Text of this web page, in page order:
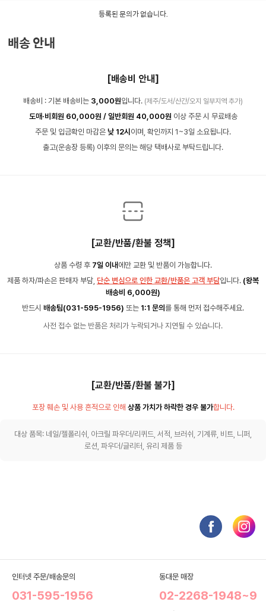
등록된 문의가 없습니다.
배송 안내
[배송비 안내]
배송비 : 기본 배송비는 3,000원입니다. (제주/도서/산간/오지 일부지역 추가)
도매·비회원 60,000원 / 일반회원 40,000원 이상 주문 시 무료배송
주문 및 입금확인 마감은 낮 12시 이며, 확인까지 1~3일 소요됩니다.
출고(운송장 등록) 이후의 문의는 해당 택배사로 부탁드립니다.
[교환/반품/환불 정책]
상품 수령 후 7일 이내 에만 교환 및 반품이 가능합니다.
제품 하자/파손은 판매자 부담, 단순 변심으로 인한 교환/반품은 고객 부담입니다. (왕복
배송비 6,000원)
반드시 배송팀(031-595-1956) 또는 1:1 문의 를 통해 먼저 접수해주세요.
사전 접수 없는 반품은 처리가 누락되거나 지연될 수 있습니다.
[교환/반품/환불 불가]
포장 훼손 및 사용 흔적으로 인해 상품 가치가 하락한 경우 불가합니다.
대상 품목: 네일/젤폴리쉬, 아크릴 파우더/리퀴드, 서적, 브러쉬, 기계류, 비트, 니퍼,
로션, 파우더/글리터, 유리 제품 등
인터넷 주문/배송문의
031-595-1956
동대문 매장
02-2268-1948~9